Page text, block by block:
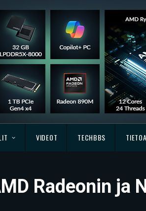
VIDEOT TECHBBS TIETOA
Radeonin ja